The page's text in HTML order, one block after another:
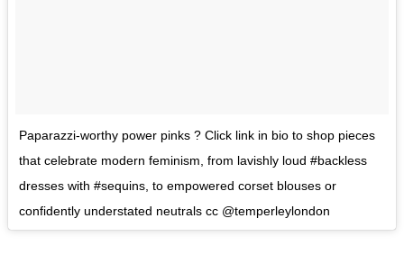
Paparazzi-worthy power pinks ? Click link in bio to shop pieces
that celebrate modern feminism, from lavishly loud #backless
dresses with #sequins, to empowered corset blouses or
confidently understated neutrals cc @temperleylondon